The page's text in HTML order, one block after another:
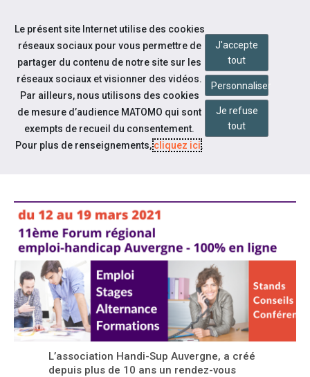
Aller au contenu
Notre actualité
LE FORUM HANDISUP REVIENT,
L’association Handi-Sup Auvergne, a créé
depuis plus de 10 ans un rendez-vous
Le présent site Internet utilise des cookies
réseaux sociaux pour vous permettre de
partager du contenu de notre site sur les
réseaux sociaux et visionner des vidéos.
Par ailleurs, nous utilisons des cookies
de mesure d’audience MATOMO qui sont
exempts de recueil du consentement.
Pour plus de renseignements,cliquez ici.
J'accepte
tout
Personnaliser
Je refuse
tout